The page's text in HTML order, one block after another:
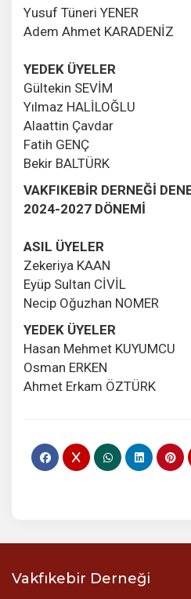
Yusuf Tüneri YENER
Adem Ahmet KARADENİZ
YEDEK ÜYELER
Gültekin SEVİM
Yılmaz HALİLOĞLU
Alaattin Çavdar
Fatih GENÇ
Bekir BALTÜRK
VAKFIKEBİR DERNEĞİ
2024-2027 DÖNEMİ
ASIL ÜYELER
Zekeriya KAAN
Eyüp Sultan CİVİL
Necip Oğuzhan NOMER
YEDEK ÜYELER
Hasan Mehmet KUYUMCU
Osman ERKEN
Ahmet Erkam ÖZTÜRK
Vakfıkebir Derneği